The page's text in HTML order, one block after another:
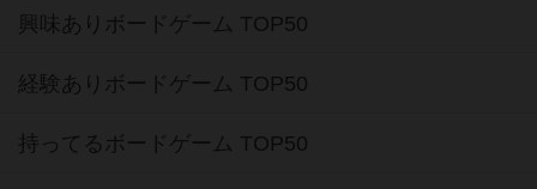
興味ありボードゲーム TOP50
経験ありボードゲーム TOP50
持ってるボードゲーム TOP50